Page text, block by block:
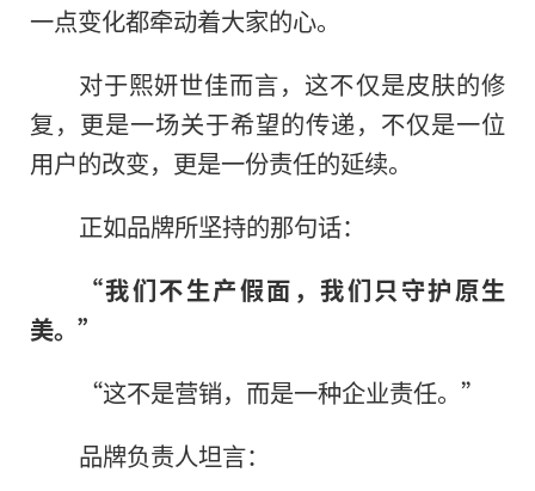
一点变化都牵动着大家的心。
对于熙妍世佳而言，这不仅是皮肤的修
复，更是一场关于希望的传递，不仅是一位
用户的改变，更是一份责任的延续。
正如品牌所坚持的那句话：
“我们不生产假面，我们只守护原生
美。”
“这不是营销，而是一种企业责任。”
品牌负责人坦言：